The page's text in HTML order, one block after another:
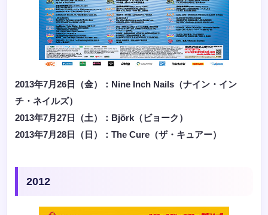
2013年7月26日（金）：Nine Inch Nails（ナイン・イン
チ・ネイルズ）
2013年7月27日（土）：Björk（ビョーク）
2013年7月28日（日）：The Cure（ザ・キュアー）
2012